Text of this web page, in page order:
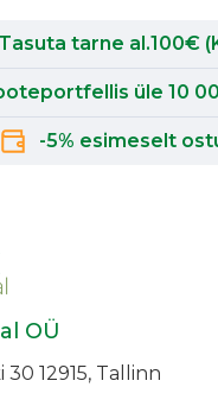
Tasuta tarne al.100€
üle 10
-5% esimeselt
OÜ
30 12915, Tallinn